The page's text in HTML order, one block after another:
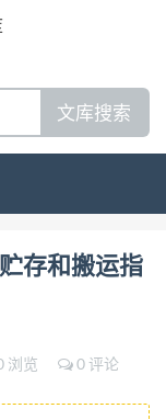
文库搜索
国家标准
送带 贮存和搬
and
09发布 2021-
国家标准化管
送带 贮存和搬
存和搬运指
浏览
0 评论